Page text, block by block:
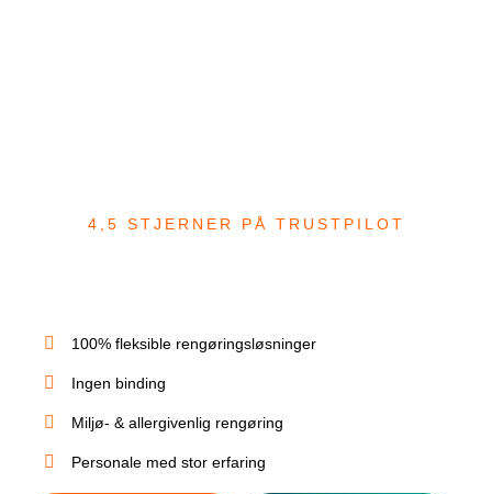
4,5 STJERNER PÅ TRUSTPILOT
100% fleksible rengøringsløsninger
Ingen binding
Miljø- & allergivenlig rengøring
Personale med stor erfaring